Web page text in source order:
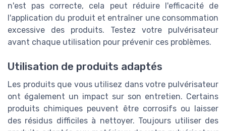
n'est pas correcte, cela peut réduire l'efficacité de
l'application du produit et entraîner une consommation
excessive des produits. Testez votre pulvérisateur
avant chaque utilisation pour prévenir ces problèmes.
Utilisation de produits adaptés
Les produits que vous utilisez dans votre pulvérisateur
ont également un impact sur son entretien. Certains
produits chimiques peuvent être corrosifs ou laisser
des résidus difficiles à nettoyer. Toujours utiliser des